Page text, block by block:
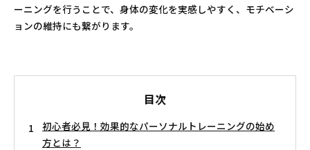
ーニングを行うことで、身体の変化を実感しやすく、モチベーシ
ョンの維持にも繋がります。
目次
初心者必見！効果的なパーソナルトレーニングの始め
方とは？